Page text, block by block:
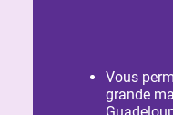
Vous
grande